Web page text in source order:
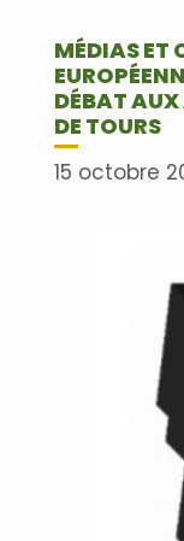
MÉDIAS ET
DÉBAT
DE TOURS
15 octobre